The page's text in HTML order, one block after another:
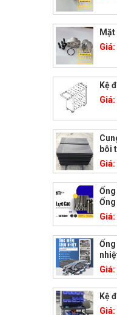
Giá:
Kệ
Giá:
bôi
Giá:
Giá:
Giá:
Kệ
Giá: